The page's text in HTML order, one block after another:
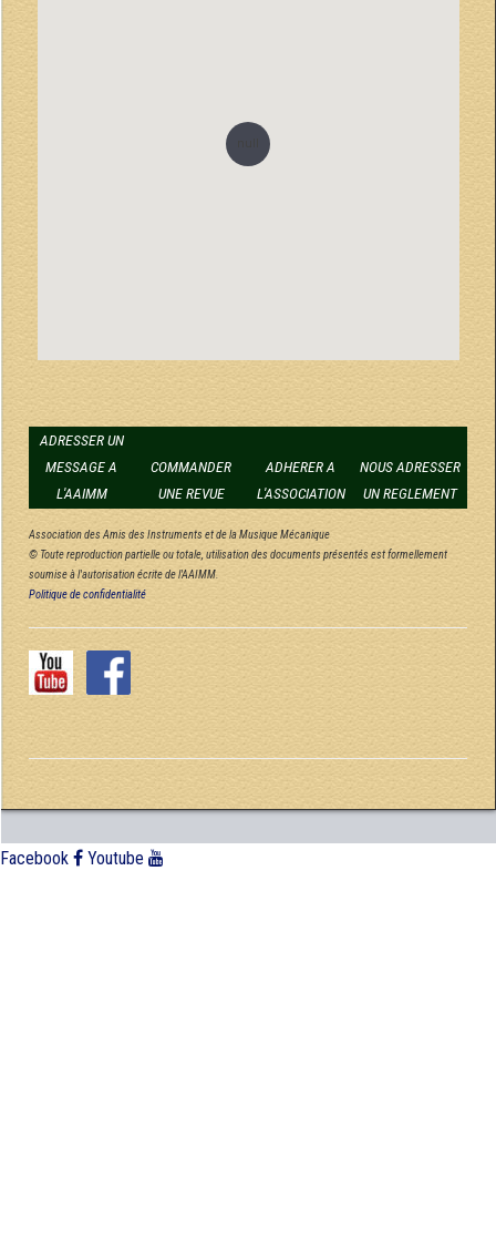
ADRESSER UN
MESSAGE A
L'AAIMM
COMMANDER
UNE REVUE
ADHERER A
L'ASSOCIATION
NOUS ADRESSER
UN REGLEMENT
Association des Amis des Instruments et de la Musique Mécanique
© Toute reproduction partielle ou totale, utilisation des documents présentés est formellement
soumise à l'autorisation écrite de l'AAIMM.
Politique de confidentialité
Facebook Youtube